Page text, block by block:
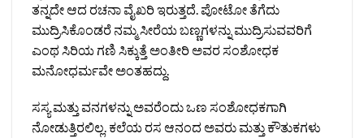
ತನ್ನದೇ ಆದ ರಚನಾ ವೈಖರಿ ಇರುತ್ತದೆ. ಪೋಟೋ ತೆಗೆದು
ಮುದ್ರಿಸಿಕೊಂಡರೆ ನಮ್ಮ ಸೀರೆಯ ಬಣ್ಣಗಳನ್ನು ಮುದ್ರಿಸುವವರಿಗೆ
ಎಂಥ ಸಿರಿಯ ಗಣಿ ಸಿಕ್ಕುತ್ತೆ ಅಂತೀರಿ ಅವರ ಸಂಶೋಧಕ
ಮನೋಧರ್ಮವೇ ಅಂತಹದ್ದು.
ಸಸ್ಯ ಮತ್ತು ವನಗಳನ್ನು ಅವರೆಂದು ಒಣ ಸಂಶೋಧಕಗಾಗಿ
ನೋಡುತ್ತಿರಲಿಲ್ಲ. ಕಲೆಯ ರಸ ಆನಂದ ಅವರು ಮತ್ತು ಕೌತುಕಗಳು